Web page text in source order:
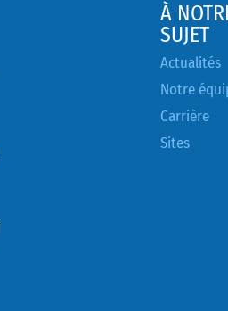
À
SUJET
Actualités
Notre
Carrière
Sites